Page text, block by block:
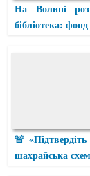
На Волині
бібліотека:
🚨
шахрайська